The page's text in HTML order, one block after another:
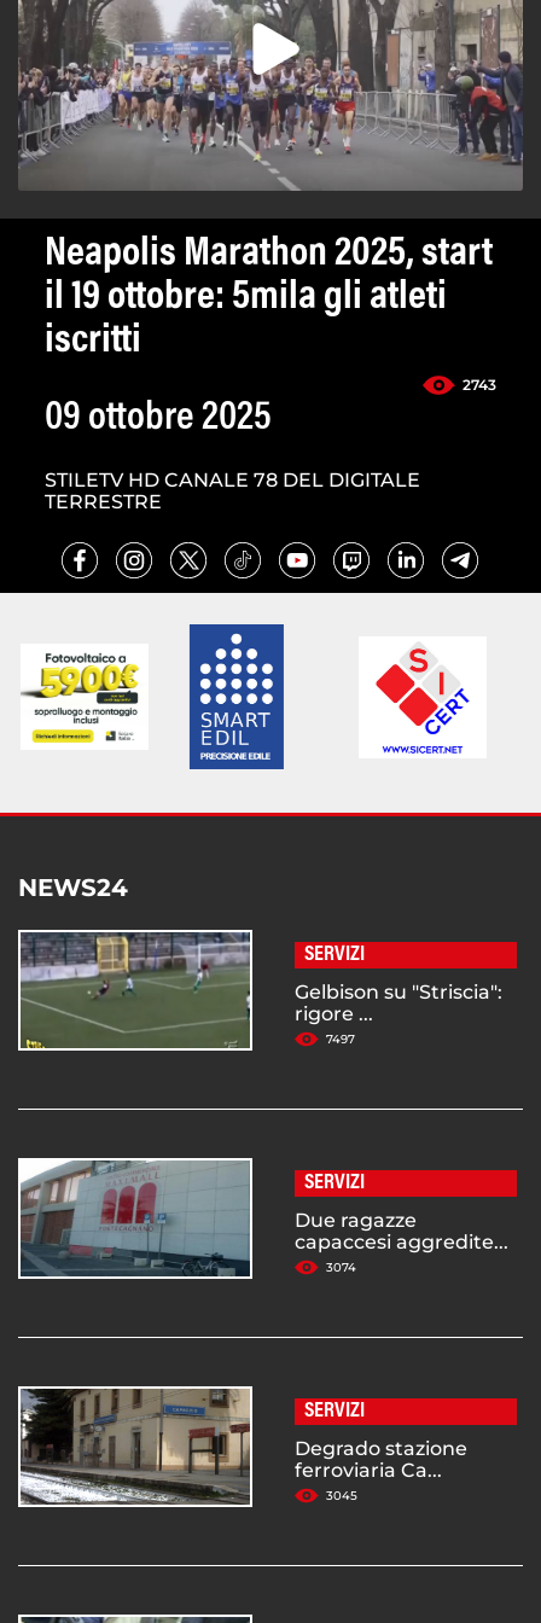
Neapolis Marathon 2025, start
il 19 ottobre: 5mila gli atleti
iscritti
2743
09 ottobre 2025
STILETV HD CANALE 78 DEL DIGITALE
TERRESTRE
NEWS24
SERVIZI
Gelbison su "Striscia":
rigore ...
7497
SERVIZI
Due ragazze
capaccesi aggredite...
3074
SERVIZI
Degrado stazione
ferroviaria Ca...
3045